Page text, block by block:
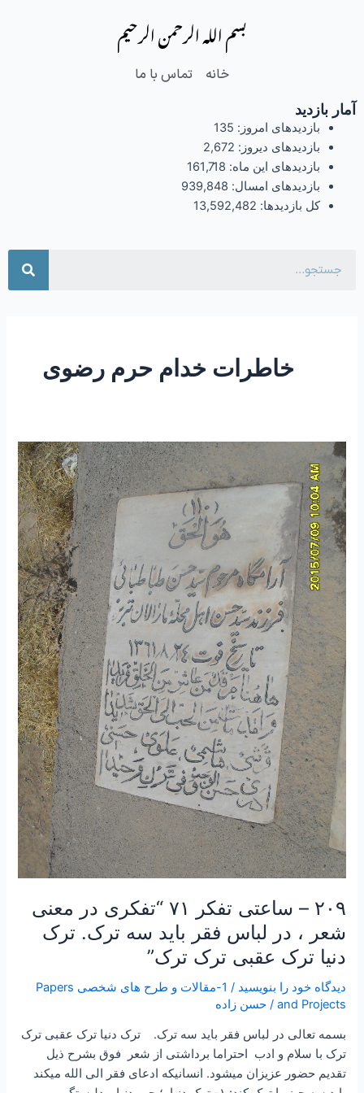
بسم الله الرحمن الرحیم
خانه تماس با ما
آمار بازدید
بازدیدهای امروز: 135
بازدیدهای دیروز: 2,672
بازدیدهای این ماه: 161,718
بازدیدهای امسال: 939,848
کل بازدیدها: 13,592,482
خاطرات خدام حرم رضوی
۲۰۹ – ساعتی تفکر ۷۱ “تفکری در معنی
شعر ، در لباس فقر باید سه ترک. ترک
دنیا ترک عقبی ترک ترک”
دیدگاه‌ خود را بنویسید /
1-مقالات و طرح های شخصی Papers
and Projects
/حسن زاده
بسمه تعالی در لباس فقر باید سه ترک. ترک دنیا ترک عقبی ترک
ترک با سلام و ادب احتراما برداشتی از شعر فوق بشرح ذیل
تقدیم حضور عزیزان میشود. انسانیکه ادعای فقر الی الله میکند
۲۰۹
–
ساعتی
تفکر
۷۱
“تفکری
در
معنی
شعر
،
در
لباس
فقر
باید
سه
ترک.
ترک
دنیا
ترک
عقبی
ترک
ترک”